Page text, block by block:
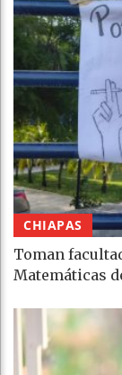
CHIAPAS
Toman
Matemáticas